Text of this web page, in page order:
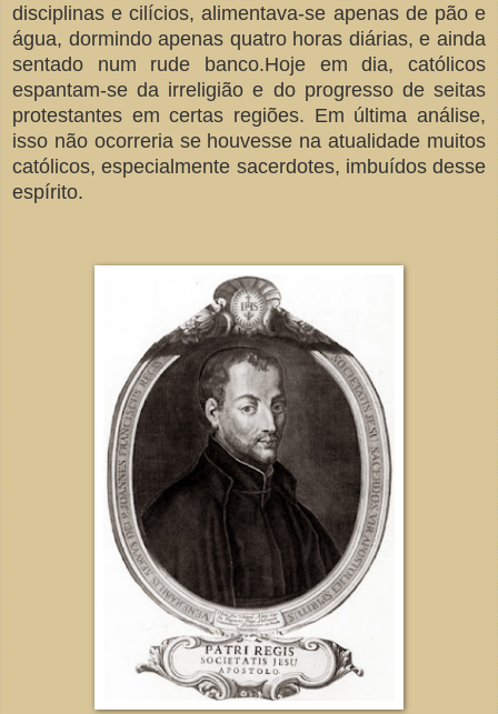
disciplinas e cilícios, alimentava-se apenas de pão e
água, dormindo apenas quatro horas diárias, e ainda
sentado num rude banco.Hoje em dia, católicos
espantam-se da irreligião e do progresso de seitas
protestantes em certas regiões. Em última análise,
isso não ocorreria se houvesse na atualidade muitos
católicos, especialmente sacerdotes, imbuídos desse
espírito.